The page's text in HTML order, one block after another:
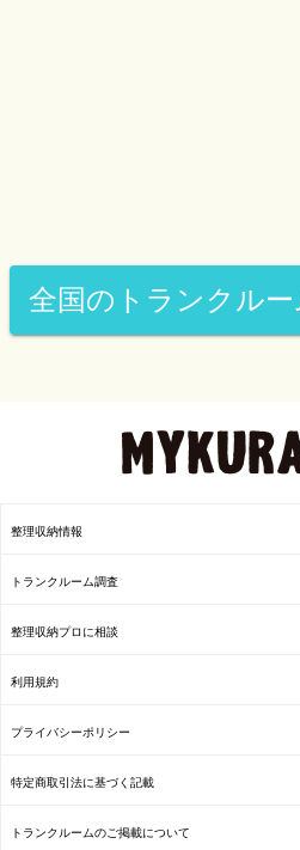
全国のトランクルー
整理収納情報
トランクルーム調査
整理収納プロに相談
利用規約
プライバシーポリシー
特定商取引法に基づく記載
トランクルームのご掲載について